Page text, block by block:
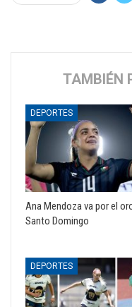
TAMBIÉN
DEPORTES
Ana Mendoza va por el
Santo Domingo
DEPORTES